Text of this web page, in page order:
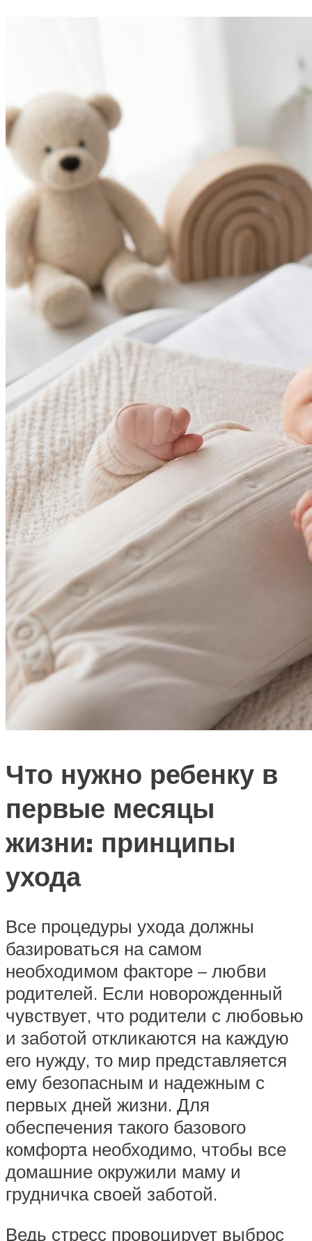
Что нужно ребенку в
первые месяцы
жизни: принципы
ухода
Все процедуры ухода должны
базироваться на самом
необходимом факторе – любви
родителей. Если новорожденный
чувствует, что родители с любовью
и заботой откликаются на каждую
его нужду, то мир представляется
ему безопасным и надежным с
первых дней жизни. Для
обеспечения такого базового
комфорта необходимо, чтобы все
домашние окружили маму и
грудничка своей заботой.
Ведь стресс провоцирует выброс